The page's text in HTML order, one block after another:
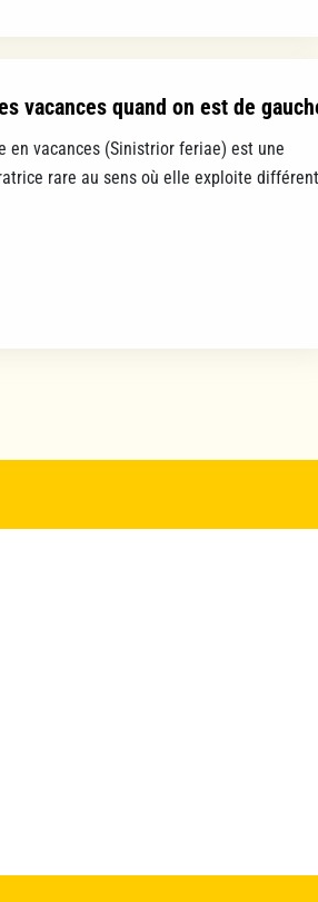
vacances quand on est de
en vacances (Sinistrior feriae) est une
rare au sens où elle exploite